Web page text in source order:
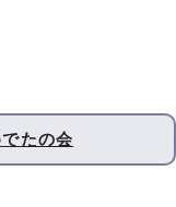
たの会